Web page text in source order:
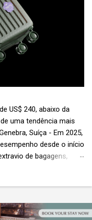
US$ 240, abaixo da
uma tendência mais
Suíça - Em 2025,
desde o início
de bagagens,
a 20ª edição anual
à indústria. (© SITA)